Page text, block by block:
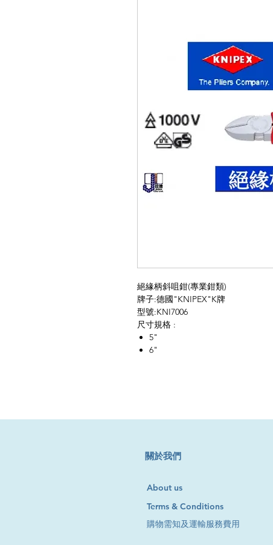
絕緣柄斜咀鉗(專業鉗類)
牌子:德國"KNIPEX"K牌
型號:KNI7006
尺寸規格 :
5"
6"
​關於我們
About us
Terms & Conditions
購物需知及運輸服務費用